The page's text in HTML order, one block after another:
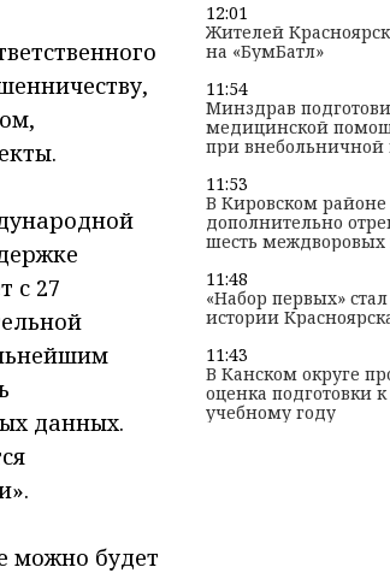
с 27
данных.
можно будет
12:01
Жителей
на «БумБатл»
11:54
Минздрав
медицинской
при
11:53
В Кировском районе
дополнительно
шесть междворовых
11:48
«Набор первых»
истории
11:43
В Канском округе
оценка подготовки
учебному году